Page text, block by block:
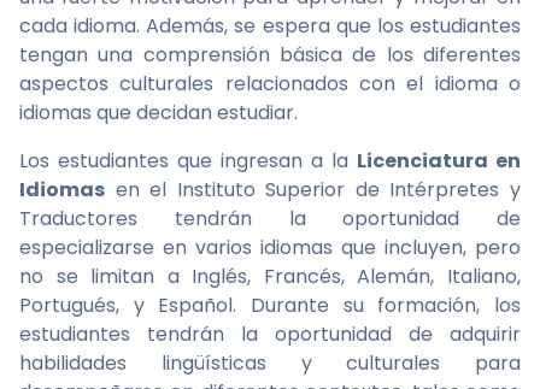
cada idioma. Además, se espera que los estudiantes
tengan una comprensión básica de los diferentes
aspectos culturales relacionados con el idioma o
idiomas que decidan estudiar.
Los estudiantes que ingresan a la Licenciatura en
Idiomas en el Instituto Superior de Intérpretes y
Traductores tendrán la oportunidad de
especializarse en varios idiomas que incluyen, pero
no se limitan a Inglés, Francés, Alemán, Italiano,
Portugués, y Español. Durante su formación, los
estudiantes tendrán la oportunidad de adquirir
habilidades lingüísticas y culturales para